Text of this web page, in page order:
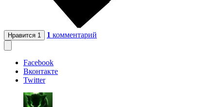
Нравится 1 1 комментарий
Facebook
Вконтакте
Twitter